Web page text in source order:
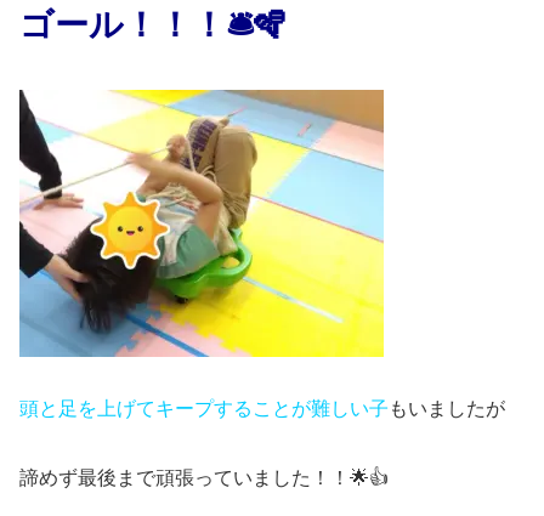
ゴール！！！🛎️🪇
頭と足を上げてキープすることが難しい子 もいましたが
諦めず最後まで頑張っていました！！🌟👍